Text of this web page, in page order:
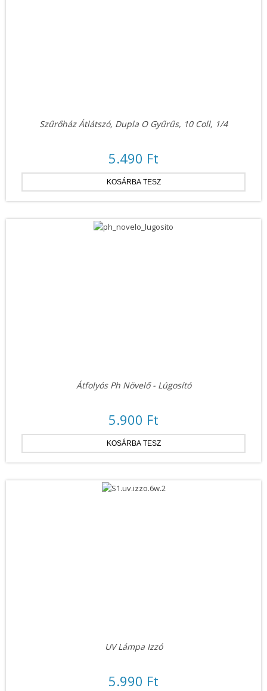
Szűrőház Átlátszó, Dupla O Gyűrűs, 10 Coll, 1/4
5.490 Ft
Átfolyós Ph Növelő - Lúgosító
5.900 Ft
UV Lámpa Izzó
5.990 Ft